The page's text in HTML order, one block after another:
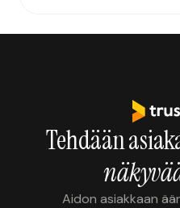
Tehdään
Aidon asiakkaan